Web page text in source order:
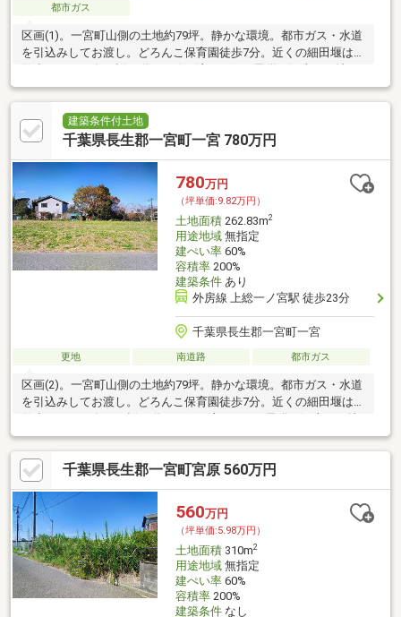
都市ガス
区画(1)。一宮町山側の土地約79坪。静かな環境。都市ガス・水道
を引込みしてお渡し。どろんこ保育園徒歩7分。近くの細田堰はお
区。海まで車10分。
建築条件付土地
千葉県長生郡一宮町一宮 780万円
780万円
（坪単価:9.82万円）
土地面積262.83m2
用途地域無指定
建ぺい率60%
容積率200%
建築条件あり
外房線 上総一ノ宮駅 徒歩23分
千葉県長生郡一宮町一宮
更地 南道路 都市ガス
区画(2)。一宮町山側の土地約79坪。静かな環境。都市ガス・水道
を引込みしてお渡し。どろんこ保育園徒歩7分。近くの細田堰はお
区。海まで車10分
千葉県長生郡一宮町宮原 560万円
560万円
（坪単価:5.98万円）
土地面積310m2
用途地域無指定
建ぺい率60%
容積率200%
建築条件なし